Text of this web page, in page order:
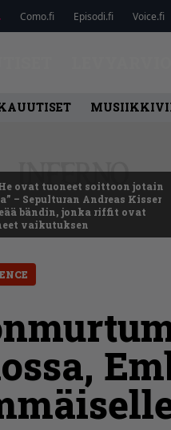
Como.fi Episodi.fi Voice.fi
ovat tuoneet soittoon jotain
– Sepulturan Andreas Kisser
bändin, jonka riffit ovat
vaikutuksen